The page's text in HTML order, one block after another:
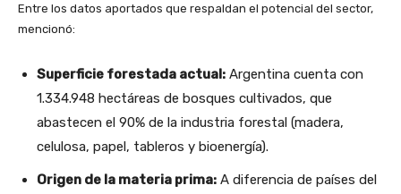
Entre los datos aportados que respaldan el potencial del sector,
mencionó:
Superficie forestada actual: Argentina cuenta con
1.334.948 hectáreas de bosques cultivados, que
abastecen el 90% de la industria forestal (madera,
celulosa, papel, tableros y bioenergía).
Origen de la materia prima: A diferencia de países del